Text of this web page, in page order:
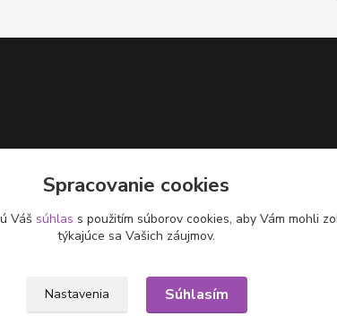
Spracovanie cookies
Váš súhlas s použitím súborov cookies, aby Vám mohli
týkajúce sa Vašich záujmov.
Nastavenia Súhlasím